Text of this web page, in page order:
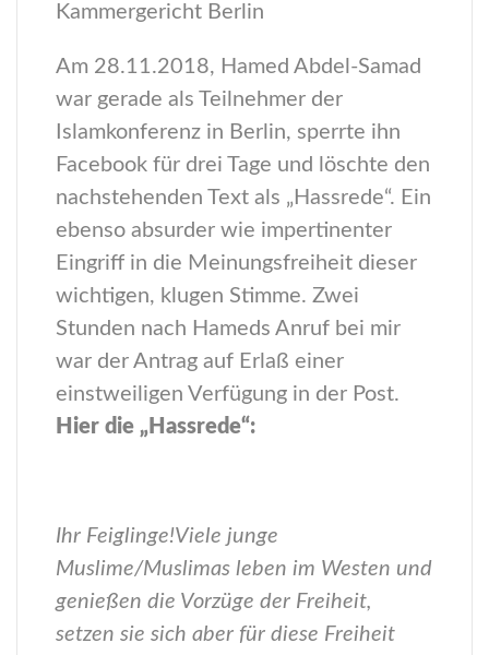
Kammergericht Berlin
Am 28.11.2018, Hamed Abdel-Samad
war gerade als Teilnehmer der
Islamkonferenz in Berlin, sperrte ihn
Facebook für drei Tage und löschte den
nachstehenden Text als „Hassrede“. Ein
ebenso absurder wie impertinenter
Eingriff in die Meinungsfreiheit dieser
wichtigen, klugen Stimme. Zwei
Stunden nach Hameds Anruf bei mir
war der Antrag auf Erlaß einer
einstweiligen Verfügung in der Post.
Hier die „Hassrede“:
Ihr Feiglinge!Viele junge
Muslime/Muslimas leben im Westen und
genießen die Vorzüge der Freiheit,
setzen sie sich aber für diese Freiheit